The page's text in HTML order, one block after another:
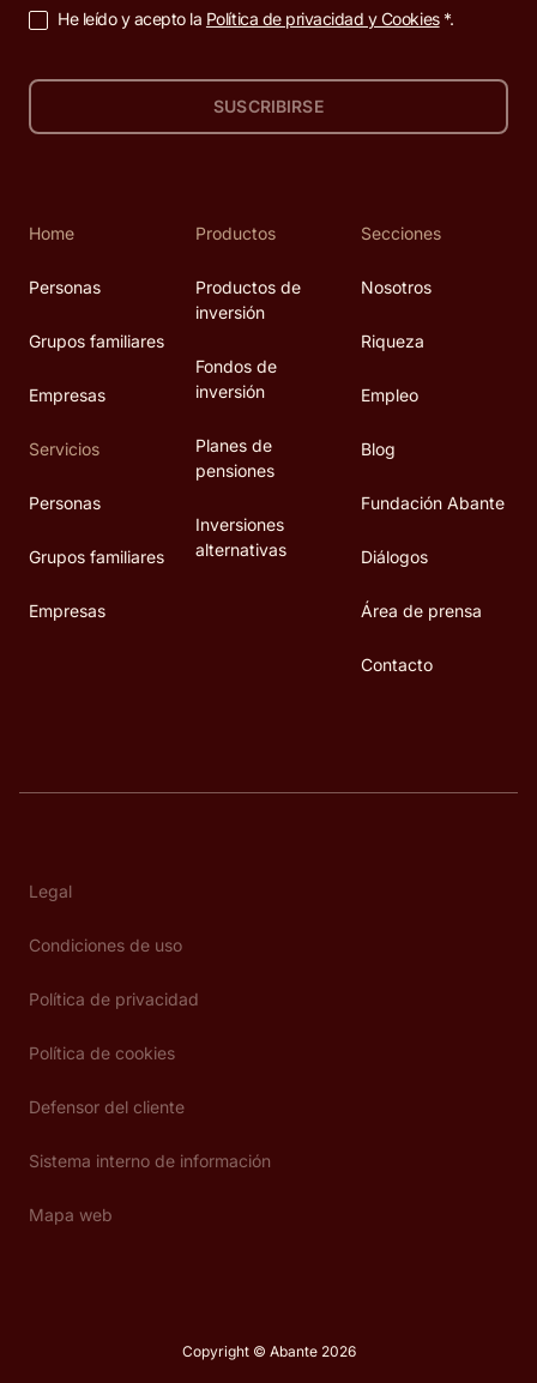
He leído y acepto la Política de privacidad y Cookies*.
SUSCRIBIRSE
Home
Personas
Grupos familiares
Empresas
Servicios
Personas
Grupos familiares
Empresas
Productos
Productos de
inversión
Fondos de
inversión
Planes de
pensiones
Inversiones
alternativas
Secciones
Nosotros
Riqueza
Empleo
Blog
Fundación Abante
Diálogos
Área de prensa
Contacto
Legal
Condiciones de uso
Política de privacidad
Política de cookies
Defensor del cliente
Sistema interno de información
Mapa web
Copyright © Abante 2026